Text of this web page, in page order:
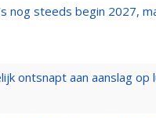
nog steeds begin 2027,
ontsnapt aan aanslag op